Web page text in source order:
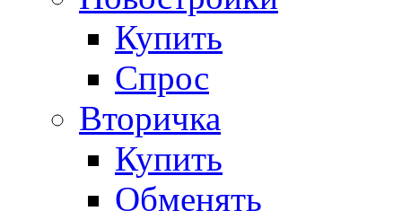
Купить
Спрос
Вторичка
Купить
Обменять